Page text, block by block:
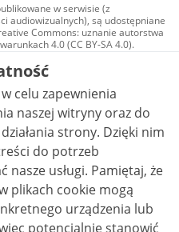
w serwisie (z
audiowizualnych), są udostępniane
Commons: uznanie autorstwa
4.0 (CC BY-SA 4.0).
w tym zdjęcia, materiały
na licencji typu
uznanie autorstwa użycie
utworów zależnych 4.0 (CC BY-
jest to stwierdzone inaczej.
celu zapewnienia
naszej witryny oraz do
strony. Dzięki nim
do potrzeb
Pamiętaj, że
plikach cookie mogą
urządzenia lub
potencjalnie stanowić